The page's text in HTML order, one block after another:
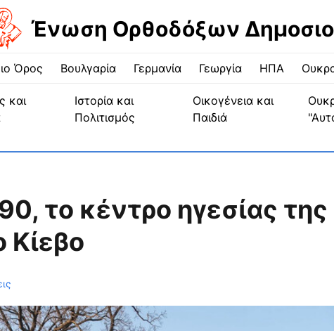
Ένωση Ορθοδόξων
Όρος Βουλγαρία Γερμανία Γεωργία ΗΠΑ
και
Ιστορία και
Πολιτισμός
Οικογένεια και
Παιδιά
το κέντρο ηγεσίας της
Κίεβο